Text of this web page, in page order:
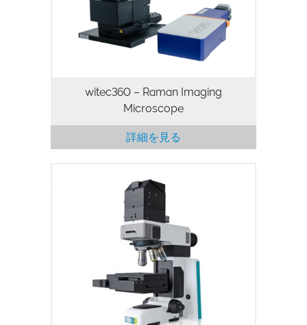
witec360 – Raman Imaging
Microscope
詳細を見る